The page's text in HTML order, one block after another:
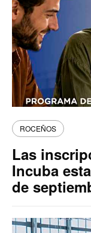
ROCEÑOS
Las
Incuba
de